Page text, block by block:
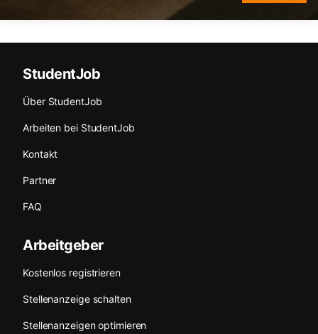
StudentJob
Über StudentJob
Arbeiten bei StudentJob
Kontakt
Partner
FAQ
Arbeitgeber
Kostenlos registrieren
Stellenanzeige schalten
Stellenanzeigen optimieren